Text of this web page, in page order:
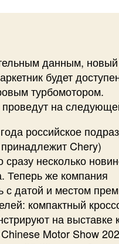
данным, новый
будет
турбомотором.
на
российское
Chery)
сразу несколько
Теперь же компания
с датой и местом
компактный
на выставке
Motor Show